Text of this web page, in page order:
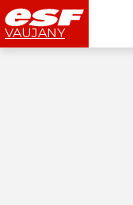
VAUJANY